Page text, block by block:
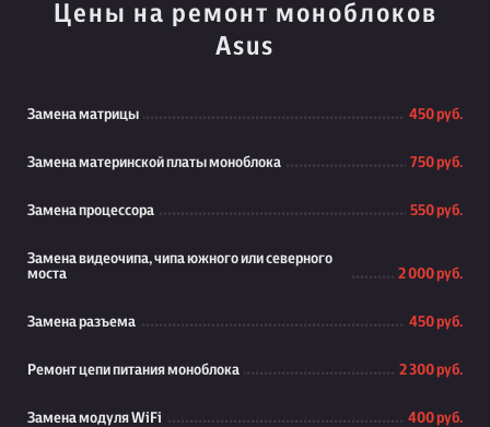
Цены на ремонт моноблоков
Asus
Замена матрицы 450 руб.
Замена материнской платы моноблока 750 руб.
Замена процессора 550 руб.
Замена видеочипа, чипа южного или северного
моста
2 000 руб.
Замена разъема 450 руб.
Ремонт цепи питания моноблока 2 300 руб.
Замена модуля WiFi 400 руб.